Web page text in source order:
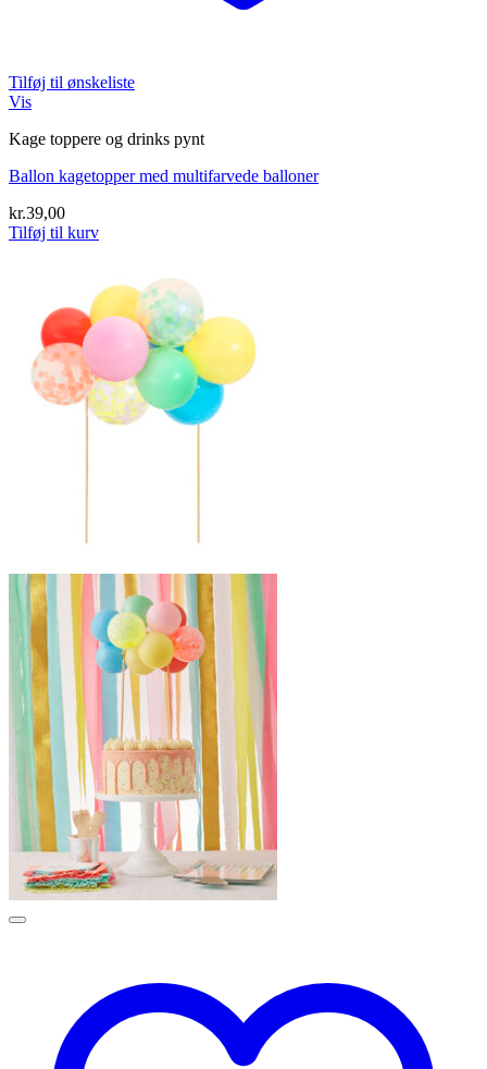
Tilføj til ønskeliste
Vis
Kage toppere og drinks pynt
Ballon kagetopper med multifarvede balloner
kr.39,00
Tilføj til kurv